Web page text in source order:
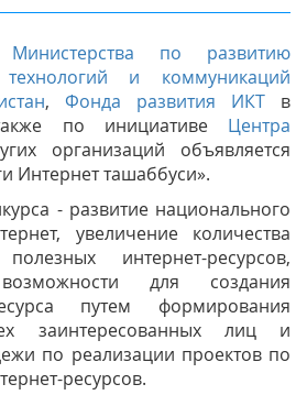
Министерства по развитию
и коммуникаций
, Фонда развития ИКТ в
по инициативе Центра
организаций объявляется
Интернет ташаббуси».
- развитие национального
увеличение количества
интернет-ресурсов,
возможности для создания
путем формирования
заинтересованных лиц и
по реализации проектов по
ресурсов.